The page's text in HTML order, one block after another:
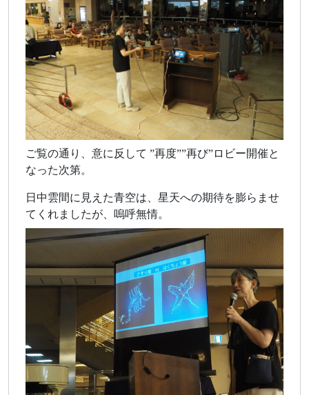
ご覧の通り、意に反して ”再度””再び”ロビー開催と
なった次第。
日中雲間に見えた青空は、星天への期待を膨らませ
てくれましたが、嗚呼無情。